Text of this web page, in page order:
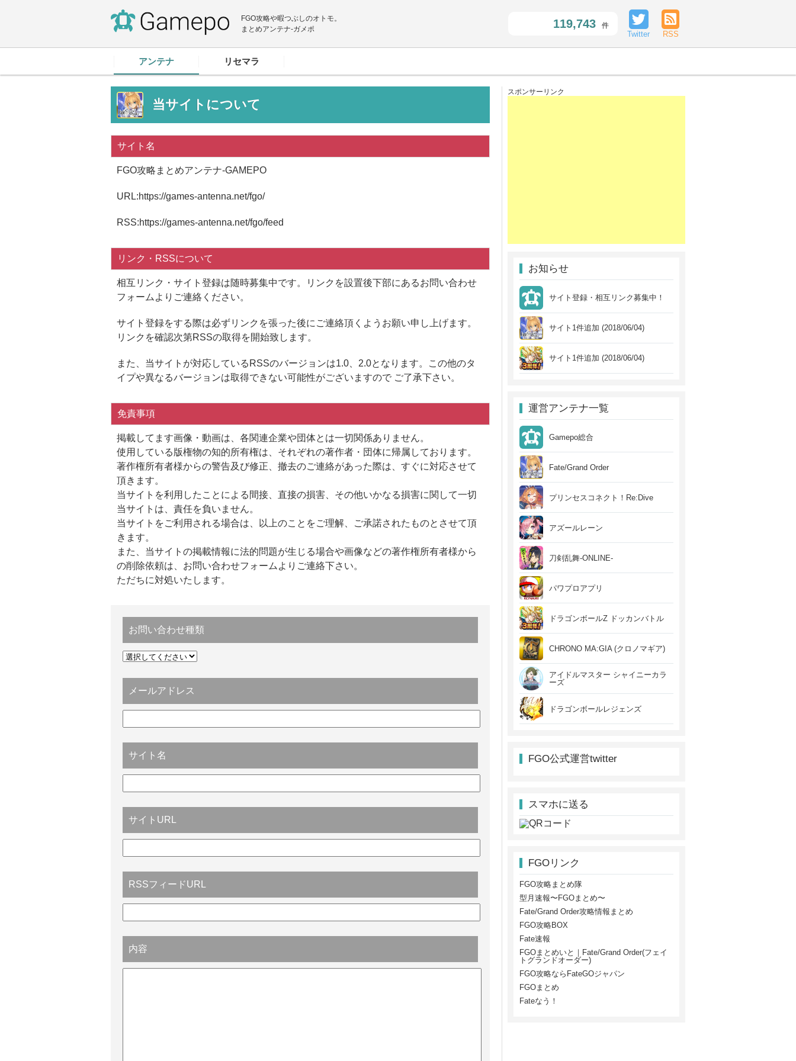
FGO攻略や暇つぶしのオトモ。
まとめアンテナ-ガメポ
119,743 件
Twitter RSS
アンテナ リセマラ
当サイトについて
サイト名
FGO攻略まとめアンテナ-GAMEPO
URL:https://games-antenna.net/fgo/
RSS:https://games-antenna.net/fgo/feed
リンク・RSSについて
相互リンク・サイト登録は随時募集中です。リンクを設置後下部にあるお問い合わせ
フォームよりご連絡ください。
サイト登録をする際は必ずリンクを張った後にご連絡頂くようお願い申し上げます。
リンクを確認次第RSSの取得を開始致します。
また、当サイトが対応しているRSSのバージョンは1.0、2.0となります。この他のタ
イプや異なるバージョンは取得できない可能性がございますので ご了承下さい。
免責事項
掲載してます画像・動画は、各関連企業や団体とは一切関係ありません。
使用している版権物の知的所有権は、それぞれの著作者・団体に帰属しております。
著作権所有者様からの警告及び修正、撤去のご連絡があった際は、すぐに対応させて
頂きます。
当サイトを利用したことによる間接、直接の損害、その他いかなる損害に関して一切
当サイトは、責任を負いません。
当サイトをご利用される場合は、以上のことをご理解、ご承諾されたものとさせて頂
きます。
また、当サイトの掲載情報に法的問題が生じる場合や画像などの著作権所有者様から
の削除依頼は、お問い合わせフォームよりご連絡下さい。
ただちに対処いたします。
お問い合わせ種類
メールアドレス
サイト名
サイトURL
RSSフィードURL
内容
スポンサーリンク
お知らせ
サイト登録・相互リンク募集中！
サイト1件追加 (2018/06/04)
サイト1件追加 (2018/06/04)
運営アンテナ一覧
Gamepo総合
Fate/Grand Order
プリンセスコネクト！Re:Dive
アズールレーン
刀剣乱舞-ONLINE-
パワプロアプリ
ドラゴンボールZ ドッカンバトル
CHRONO MA:GIA (クロノマギア)
アイドルマスター シャイニーカラ
ーズ
ドラゴンボールレジェンズ
FGO公式運営twitter
スマホに送る
FGOリンク
FGO攻略まとめ隊
型月速報〜FGOまとめ〜
Fate/Grand Order攻略情報まとめ
FGO攻略BOX
Fate速報
FGOまとめいと｜Fate/Grand Order(フェイ
トグランドオーダー)
FGO攻略ならFateGOジャパン
FGOまとめ
Fateなう！